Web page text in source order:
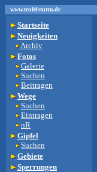
www.teufelsturm.de
Startseite
Neuigkeiten
Archiv
Fotos
Galerie
Suchen
Beitragen
Wege
Suchen
Eintragen
nR
Gipfel
Suchen
Gebiete
Sperrungen